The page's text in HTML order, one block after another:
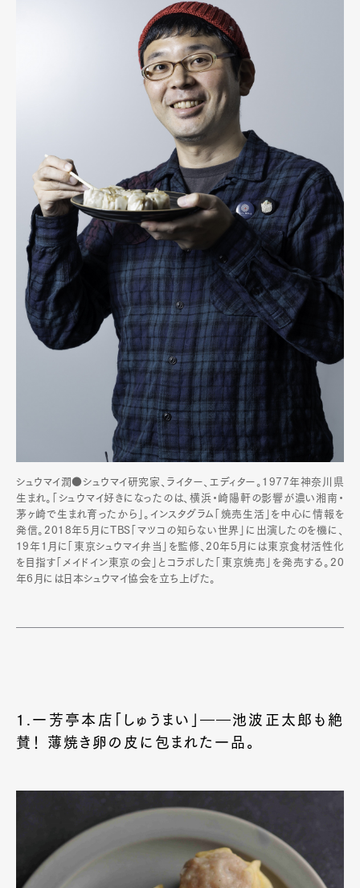
シュウマイ潤●シュウマイ研究家、ライター、エディター。1977年神奈川県
生まれ。「シュウマイ好きになったのは、横浜・崎陽軒の影響が濃い湘南・
茅ヶ崎で生まれ育ったから」。インスタグラム「焼売生活」を中心に情報を
発信。2018年5月にTBS「マツコの知らない世界」に出演したのを機に、
19年1月に「東京シュウマイ弁当」を監修、20年5月には東京食材活性化
を目指す「メイドイン東京の会」とコラボした「東京焼売」を発売する。20
年6月には日本シュウマイ協会を立ち上げた。
1.一芳亭本店「しゅうまい」――池波正太郎も絶
賛！ 薄焼き卵の皮に包まれた一品。